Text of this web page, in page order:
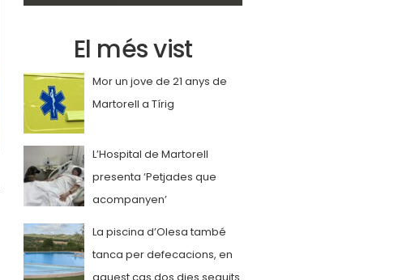
El més vist
Mor un jove de 21 anys de
Martorell a Tírig
L’Hospital de Martorell
presenta ‘Petjades que
acompanyen’
La piscina d’Olesa també
tanca per defecacions, en